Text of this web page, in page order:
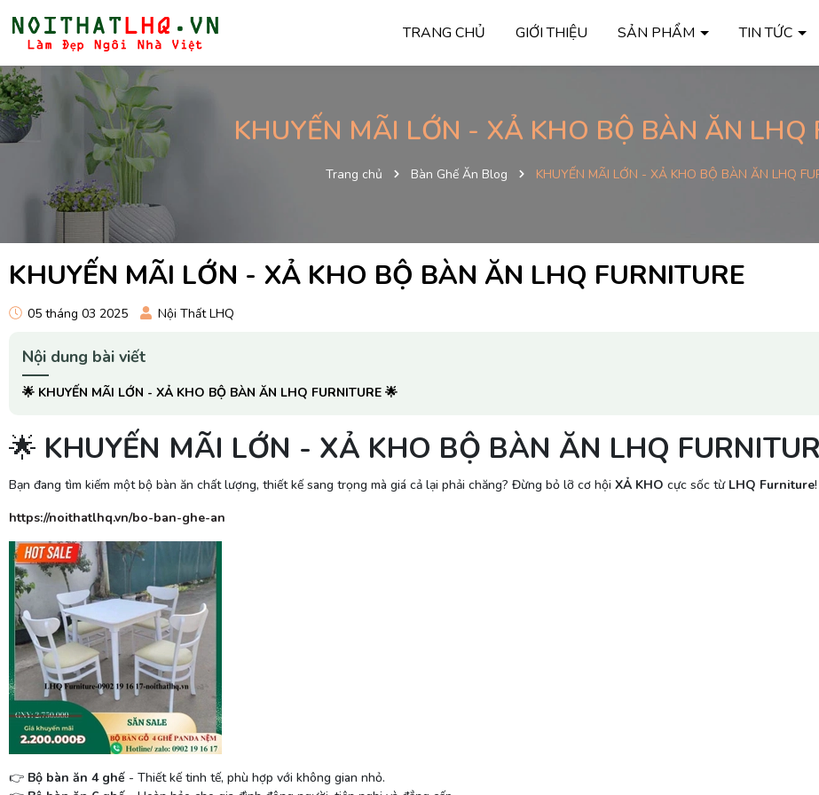
TRANG CHỦ GIỚI THIỆU SẢN PHẨM TIN TỨC
KHUYẾN MÃI LỚN - XẢ KHO BỘ BÀN ĂN LHQ
Trang chủ Bàn Ghế Ăn Blog KHUYẾN MÃI LỚN - XẢ KHO BỘ BÀN ĂN LHQ
KHUYẾN MÃI LỚN - XẢ KHO BỘ BÀN ĂN LHQ FURNITURE
05 tháng 03 2025 Nội Thất LHQ
Nội dung bài viết
🌟 KHUYẾN MÃI LỚN - XẢ KHO BỘ BÀN ĂN LHQ FURNITURE 🌟
🌟 KHUYẾN MÃI LỚN - XẢ KHO BỘ BÀN ĂN LHQ
Bạn đang tìm kiếm một bộ bàn ăn chất lượng, thiết kế sang trọng mà giá cả lại phải chăng? Đừng bỏ lỡ cơ hội XẢ KHO cực sốc từ LHQ Furniture!
https://noithatlhq.vn/bo-ban-ghe-an
👉 Bộ bàn ăn 4 ghế - Thiết kế tinh tế, phù hợp với không gian nhỏ.